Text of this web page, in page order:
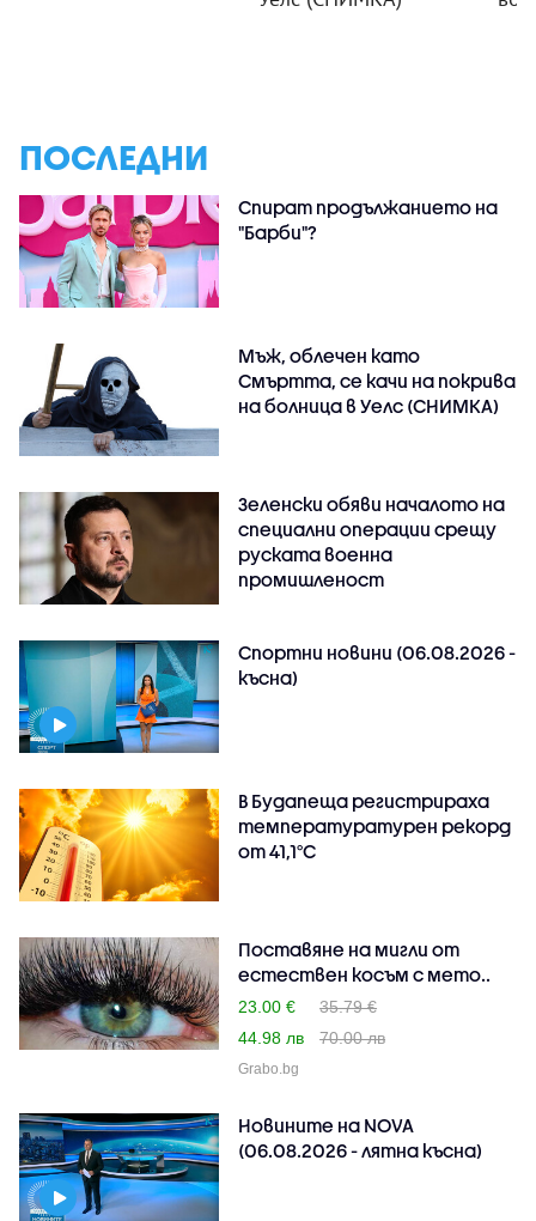
ПОСЛЕДНИ
Спират продължанието на
"Барби"?
Мъж, облечен като
Смъртта, се качи на покрива
на болница в Уелс (СНИМКА)
Зеленски обяви началото на
специални операции срещу
руската военна
промишленост
Спортни новини (06.08.2026 -
късна)
В Будапеща регистрираха
температуратурен рекорд
от 41,1°C
Поставяне на мигли от
естествен косъм с мето..
23.00 €
35.79 €
44.98 лв
70.00 лв
Grabo.bg
Новините на NOVA
(06.08.2026 - лятна късна)